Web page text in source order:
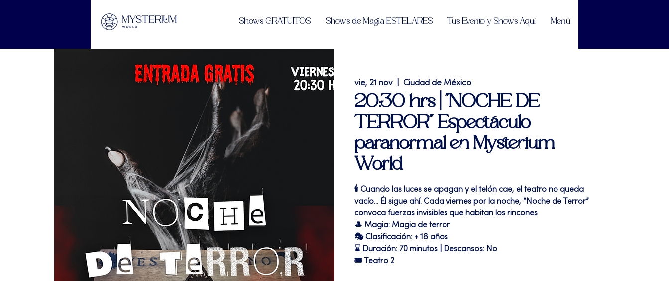
Shows GRATUITOS Shows de Magia ESTELARES Tus Evento y Shows Aquí Menú
vie, 21 nov Ciudad de México
20:30 hrs | "NOCHE DE
TERROR" Espectáculo
paranormal en Mysterium
World
🕯️ Cuando las luces se apagan y el telón cae, el teatro no queda
vacío... Él sigue ahí. Cada viernes por la noche, “Noche de Terror”
convoca fuerzas invisibles que habitan los rincones
🎩 Magia: Magia de terror
🎭 Clasificación: + 18 años
⌛ Duración: 70 minutos | Descansos: No
🎟 Teatro 2